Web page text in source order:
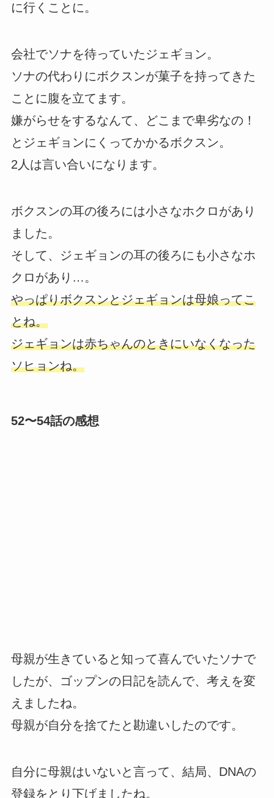
に行くことに。
会社でソナを待っていたジェギョン。
ソナの代わりにボクスンが菓子を持ってきた
ことに腹を立てます。
嫌がらせをするなんて、どこまで卑劣なの！
とジェギョンにくってかかるボクスン。
2人は言い合いになります。
ボクスンの耳の後ろには小さなホクロがあり
ました。
そして、ジェギョンの耳の後ろにも小さなホ
クロがあり…。
やっぱりボクスンとジェギョンは母娘ってこ
とね。
ジェギョンは赤ちゃんのときにいなくなった
ソヒョンね。
52〜54話の感想
母親が生きていると知って喜んでいたソナで
したが、ゴップンの日記を読んで、考えを変
えましたね。
母親が自分を捨てたと勘違いしたのです。
自分に母親はいないと言って、結局、DNAの
登録をとり下げましたね。